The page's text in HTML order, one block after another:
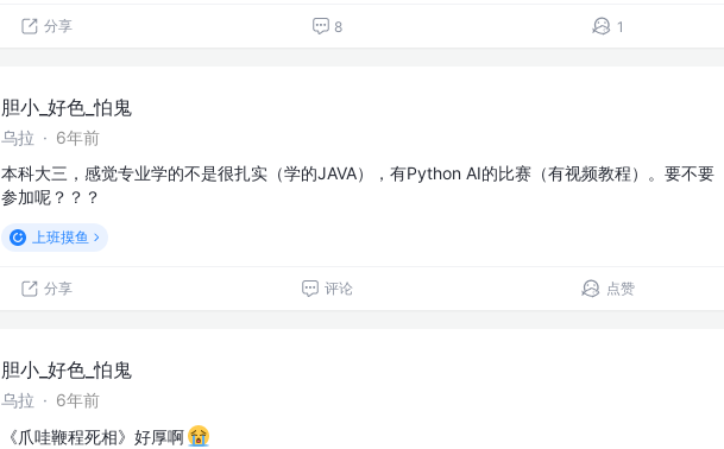
分享 8 1
胆小_好色_怕鬼
乌拉 · 6年前
本科大三，感觉专业学的不是很扎实（学的JAVA），有Python AI的比赛（有视频教程）。要不要
参加呢？？？
上班摸鱼
分享 评论 点赞
胆小_好色_怕鬼
乌拉 · 6年前
《爪哇鞭程死相》好厚啊